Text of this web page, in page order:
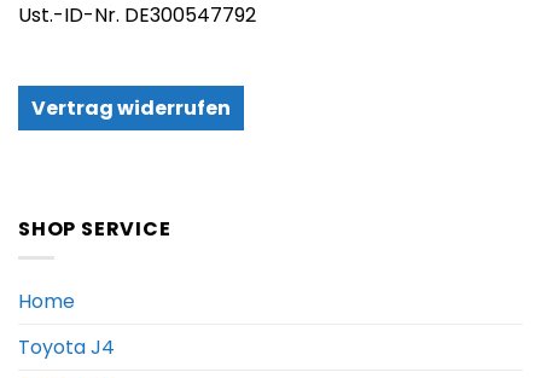
Ust.-ID-Nr. DE300547792
Vertrag widerrufen
SHOP SERVICE
Home
Toyota J4